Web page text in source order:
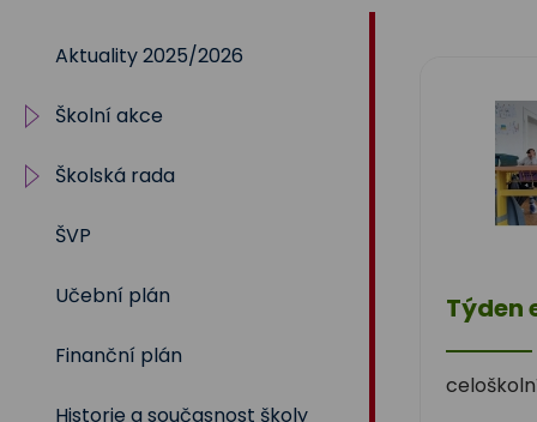
Sadech
375
Týden
Aktuality 2025/2026
Školní akce
2025/2026
2024/2025
2023/2024
2022/2023
2021/2022
Školská rada
Volby 2017
Volby 2020
Volby 2023
ŠVP
Učební plán
Finanční plán
Historie a současnost školy